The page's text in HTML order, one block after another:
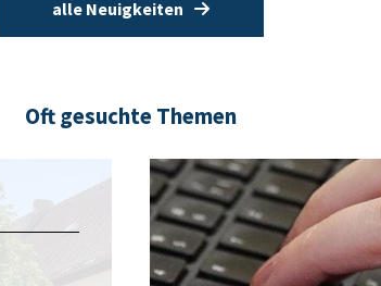
alle Neuigkeiten
Oft gesuchte Themen